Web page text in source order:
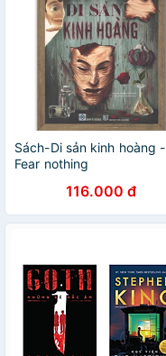
Sách-Di sản kinh hoàng -
Fear nothing
116.000 đ